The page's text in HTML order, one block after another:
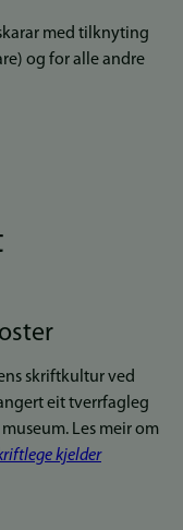
med tilknyting
og for alle andre
skriftkultur ved
eit tverrfagleg
Les meir om
kjelder